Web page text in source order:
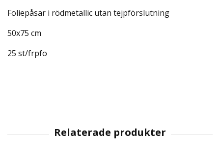
Foliepåsar i rödmetallic utan tejpförslutning
50x75 cm
25 st/frpfo